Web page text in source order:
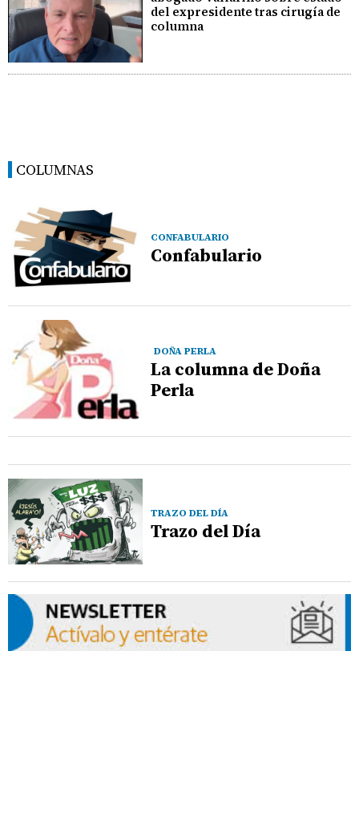
del expresidente tras cirugía de
columna
COLUMNAS
CONFABULARIO
Confabulario
DOÑA PERLA
La columna de Doña
Perla
TRAZO DEL DÍA
Trazo del Día